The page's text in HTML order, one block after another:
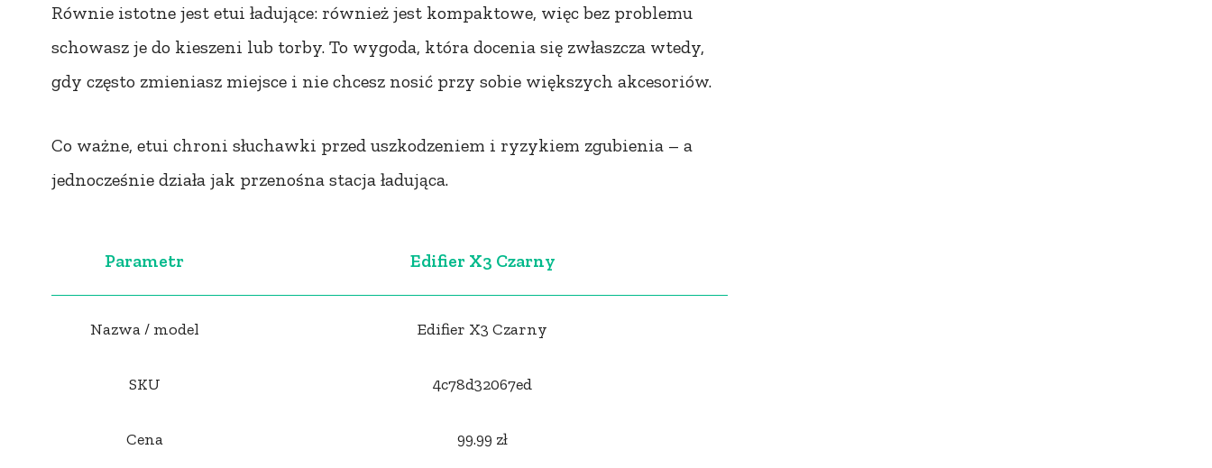
Równie istotne jest etui ładujące: również jest kompaktowe, więc bez problemu
schowasz je do kieszeni lub torby. To wygoda, która docenia się zwłaszcza wtedy,
gdy często zmieniasz miejsce i nie chcesz nosić przy sobie większych akcesoriów.
Co ważne, etui chroni słuchawki przed uszkodzeniem i ryzykiem zgubienia – a
jednocześnie działa jak przenośna stacja ładująca.
Parametr Edifier X3 Czarny
Nazwa / model Edifier X3 Czarny
SKU 4c78d32067ed
Cena 99.99 zł